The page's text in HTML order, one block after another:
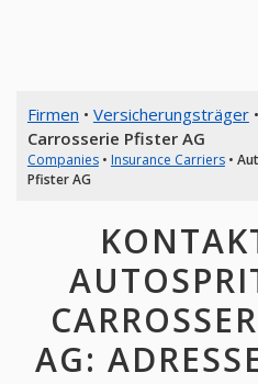
Firmen • Versicherungsträger•
Carrosserie Pfister AG
Companies• Insurance Carriers•
Pfister AG
AG: